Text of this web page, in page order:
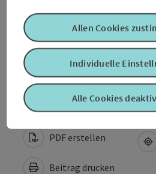
Eignung
Barrierefreiheit
PDF erstellen
Beitrag drucken
Alle Cookies
Individuelle
Allen Cookies